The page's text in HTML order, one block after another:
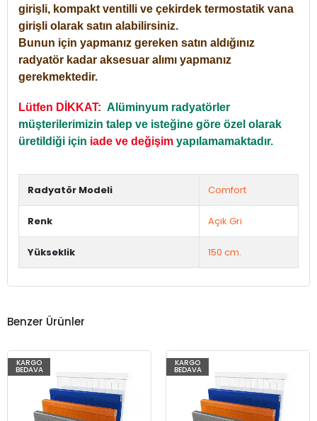
girişli, kompakt ventilli ve çekirdek termostatik vana
girişli olarak satın alabilirsiniz.
Bunun için yapmanız gereken satın aldığınız
radyatör kadar aksesuar alımı yapmanız
gerekmektedir.
Lütfen DİKKAT: Alüminyum radyatörler
müşterilerimizin talep ve isteğine göre özel olarak
üretildiği için iade ve değişim yapılamamaktadır.
Radyatör Modeli Comfort
Renk Açık Gri
Yükseklik 150 cm.
Benzer Ürünler
KARGO
BEDAVA
KARGO
BEDAVA